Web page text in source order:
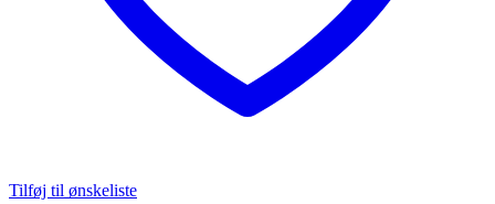
Tilføj til ønskeliste